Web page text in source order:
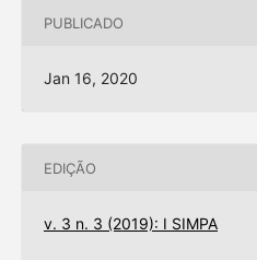
PUBLICADO
Jan 16, 2020
EDIÇÃO
v. 3 n. 3 (2019): I SIMPA